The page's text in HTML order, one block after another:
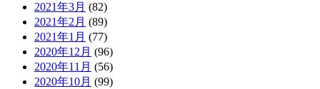
2021年3月 (82)
2021年2月 (89)
2021年1月 (77)
2020年12月 (96)
2020年11月 (56)
2020年10月 (99)